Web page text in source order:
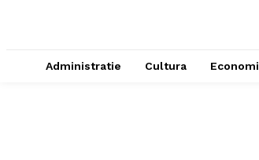
Administratie Cultura